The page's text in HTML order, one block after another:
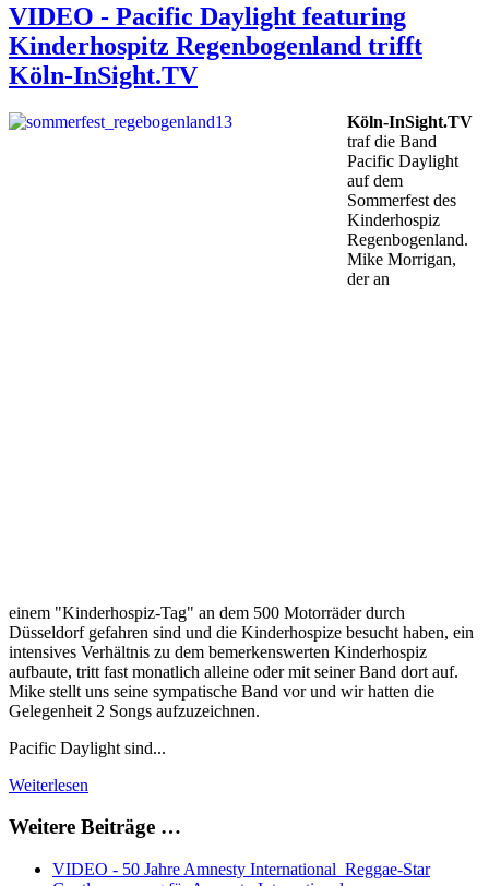
VIDEO - Pacific Daylight featuring
Kinderhospitz Regenbogenland trifft
Köln-InSight.TV
Köln-InSight.TV
traf die Band
Pacific Daylight
auf dem
Sommerfest des
Kinderhospiz
Regenbogenland.
Mike Morrigan,
der an
einem "Kinderhospiz-Tag" an dem 500 Motorräder durch
Düsseldorf gefahren sind und die Kinderhospize besucht haben, ein
intensives Verhältnis zu dem bemerkenswerten Kinderhospiz
aufbaute, tritt fast monatlich alleine oder mit seiner Band dort auf.
Mike stellt uns seine sympatische Band vor und wir hatten die
Gelegenheit 2 Songs aufzuzeichnen.
Pacific Daylight sind...
Weiterlesen
Weitere Beiträge …
VIDEO - 50 Jahre Amnesty International_Reggae-Star